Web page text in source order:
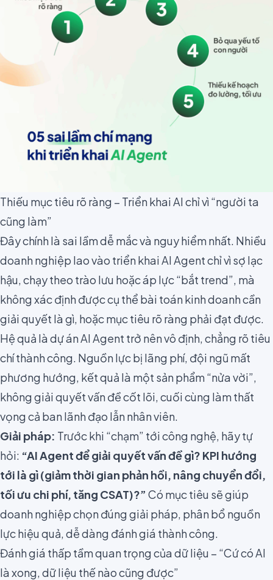
Thiếu mục tiêu rõ ràng – Triển khai AI chỉ vì “người ta
cũng làm”
Đây chính là sai lầm dễ mắc và nguy hiểm nhất. Nhiều
doanh nghiệp lao vào triển khai AI Agent chỉ vì sợ lạc
hậu, chạy theo trào lưu hoặc áp lực “bắt trend”, mà
không xác định được cụ thể bài toán kinh doanh cần
giải quyết là gì, hoặc mục tiêu rõ ràng phải đạt được.
Hệ quả là dự án AI Agent trở nên vô định, chẳng rõ tiêu
chí thành công. Nguồn lực bị lãng phí, đội ngũ mất
phương hướng, kết quả là một sản phẩm “nửa vời”,
không giải quyết vấn đề cốt lõi, cuối cùng làm thất
vọng cả ban lãnh đạo lẫn nhân viên.
Giải pháp: Trước khi “chạm” tới công nghệ, hãy tự
hỏi: “AI Agent để giải quyết vấn đề gì? KPI hướng
tới là gì (giảm thời gian phản hồi, nâng chuyển đổi,
tối ưu chi phí, tăng CSAT)?” Có mục tiêu sẽ giúp
doanh nghiệp chọn đúng giải pháp, phân bổ nguồn
lực hiệu quả, dễ dàng đánh giá thành công.
Đánh giá thấp tầm quan trọng của dữ liệu – “Cứ có AI
là xong, dữ liệu thế nào cũng được”